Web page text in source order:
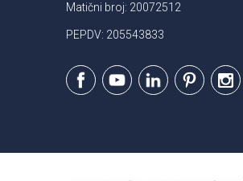
Matični broj: 20072512
PEPDV: 205543833